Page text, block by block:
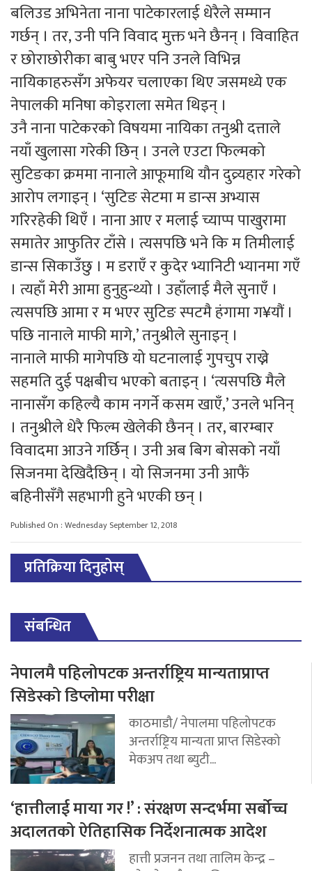
बलिउड अभिनेता नाना पाटेकारलाई धेरैले सम्मान
गर्छन् । तर, उनी पनि विवाद मुक्त भने छैनन् । विवाहित
र छोराछोरीका बाबु भएर पनि उनले विभिन्न
नायिकाहरुसँग अफेयर चलाएका थिए जसमध्ये एक
नेपालकी मनिषा कोइराला समेत थिइन् ।
उनै नाना पाटेकरको विषयमा नायिका तनुश्री दत्ताले
नयाँ खुलासा गरेकी छिन् । उनले एउटा फिल्मको
सुटिङका क्रममा नानाले आफूमाथि यौन दुव्र्यहार गरेको
आरोप लगाइन् । ‘सुटिङ सेटमा म डान्स अभ्यास
गरिरहेकी थिएँ । नाना आए र मलाई च्याप्प पाखुरामा
समातेर आफुतिर टाँसे । त्यसपछि भने कि म तिमीलाई
डान्स सिकाउँछु । म डराएँ र कुदेर भ्यानिटी भ्यानमा गएँ
। त्यहाँ मेरी आमा हुनुहुन्थ्यो । उहाँलाई मैले सुनाएँ ।
त्यसपछि आमा र म भएर सुटिङ स्पटमै हंगामा ग¥यौं ।
पछि नानाले माफी मागे,’ तनुश्रीले सुनाइन् ।
नानाले माफी मागेपछि यो घटनालाई गुपचुप राख्ने
सहमति दुई पक्षबीच भएको बताइन् । ‘त्यसपछि मैले
नानासँग कहिल्यै काम नगर्ने कसम खाएँ,’ उनले भनिन्
। तनुश्रीले धेरै फिल्म खेलेकी छैनन् । तर, बारम्बार
विवादमा आउने गर्छिन् । उनी अब बिग बोसको नयाँ
सिजनमा देखिदैछिन् । यो सिजनमा उनी आफैं
बहिनीसँगै सहभागी हुने भएकी छन् ।
Published On : Wednesday September 12, 2018
प्रतिक्रिया दिनुहोस्
संबन्धित
नेपालमै पहिलोपटक अन्तर्राष्ट्रिय मान्यताप्राप्त
सिडेस्को डिप्लोमा परीक्षा
काठमाडौ/ नेपालमा पहिलोपटक
अन्तर्राष्ट्रिय मान्यता प्राप्त सिडेस्को
मेकअप तथा ब्युटी...
‘हात्तीलाई माया गर !’ : संरक्षण सन्दर्भमा सर्बोच्च
अदालतको ऐतिहासिक निर्देशनात्मक आदेश
हात्ती प्रजनन तथा तालिम केन्द्र –